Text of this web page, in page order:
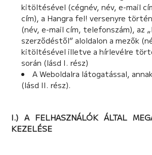
kitöltésével (cégnév, név, e-mail
cím), a Hangra fel! versenyre
(név, e-mail cím, telefonszám), az
szerződéstől” aloldalon a mezők
kitöltésével illetve a hírlevélre
során (lásd I. rész)
A Weboldalra látogatással,
(lásd II. rész).
I.) A FELHASZNÁLÓK ÁLTAL
KEZELÉSE